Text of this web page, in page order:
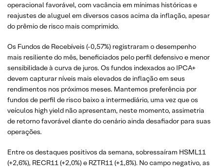
operacional favorável, com vacância em mínimas históricas e
reajustes de aluguel em diversos casos acima da inflação, apesar
do prêmio de risco mais comprimido.
Os Fundos de Recebíveis (-0,57%) registraram o desempenho
mais resiliente do mês, beneficiados pelo perfil defensivo e menor
sensibilidade à curva de juros. Os fundos indexados ao IPCA+
devem capturar níveis mais elevados de inflação em seus
rendimentos nos próximos meses. Mantemos preferência por
fundos de perfil de risco baixo a intermediário, uma vez que os
veículos high yield não apresentam, neste momento, assimetria
de retorno favorável diante do cenário ainda desafiador para suas
operações.
Entre os destaques positivos da semana, sobressaíram HSML11
(+2,6%), RECR11 (+2,0%) e RZTR11 (+1,8%). No campo negativo, as